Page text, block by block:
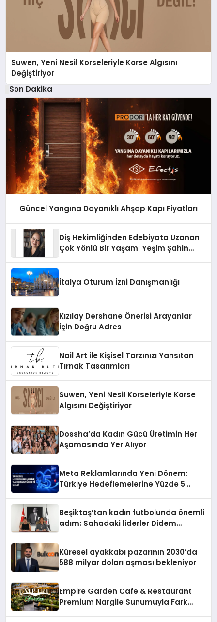
Suwen, Yeni Nesil Korseleriyle Korse Algısını
Değiştiriyor
Son Dakika
Güncel Yangına Dayanıklı Ahşap Kapı Fiyatları
Diş Hekimliğinden Edebiyata Uzanan
Çok Yönlü Bir Yaşam: Yeşim Şahin
İtalya Oturum İzni Danışmanlığı
Kızılay Dershane Önerisi Arayanlar
İçin Doğru Adres
Nail Art ile Kişisel Tarzınızı Yansıtan
Tırnak Tasarımları
Suwen, Yeni Nesil Korseleriyle Korse
Algısını Değiştiriyor
Dossha’da Kadın Gücü Üretimin Her
Aşamasında Yer Alıyor
Meta Reklamlarında Yeni Dönem:
Türkiye Hedeflemelerine Yüzde 5
Beşiktaş’tan kadın futbolunda önemli
adım: Sahadaki liderler Didem
Küresel ayakkabı pazarının 2030’da
588 milyar doları aşması bekleniyor
Empire Garden Cafe & Restaurant
Premium Nargile Sunumuyla Fark